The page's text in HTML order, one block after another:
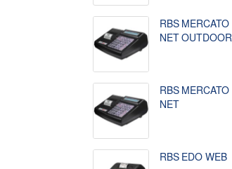
RBS MERCATO
NET OUTDOOR
RBS MERCATO
NET
RBS EDO WEB